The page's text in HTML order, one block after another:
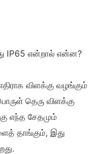
IP65 என்றால் என்ன?
விளக்கு வழங்கும்
தெரு விளக்கு
எந்த சேதமும்
தாங்கும், இது